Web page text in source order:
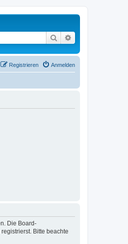
Suche
Anmelden
Registrieren
Die Board-
Bitte beachte